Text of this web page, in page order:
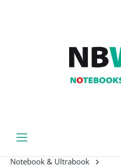
Notebook & Ultrabook